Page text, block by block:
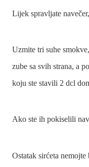
Lijek spravljate
Uzmite tri suhe
zube sa svih strana, a
koju ste stavili 2 dcl
Ako ste ih pokiselili
Ostatak sirćeta